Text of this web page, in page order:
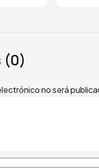
(0)
no será